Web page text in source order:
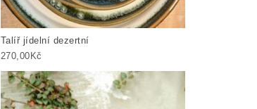
Talíř jídelní dezertní
270,00 Kč